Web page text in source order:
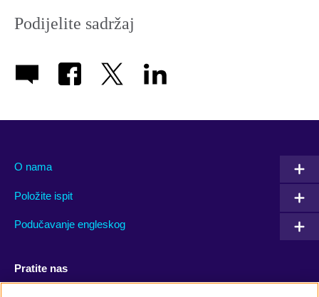
Podijelite sadržaj
O nama
Položite ispit
Podučavanje engleskog
Pratite nas